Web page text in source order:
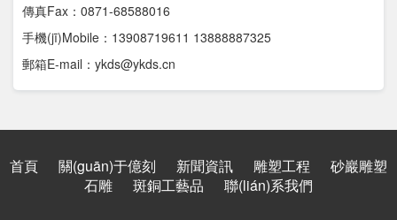
傳真Fax：0871-68588016
手機(jī)Mobile：13908719611 13888887325
郵箱E-mail：ykds@ykds.cn
首頁 關(guān)于億刻 新聞資訊 雕塑工程
砂巖雕塑
石雕
斑銅工藝品 聯(lián)系我們